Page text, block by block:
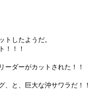
トしたようだ。
！！！
ーダーがカットされた！！
、と、巨大な沖サワラだ！！